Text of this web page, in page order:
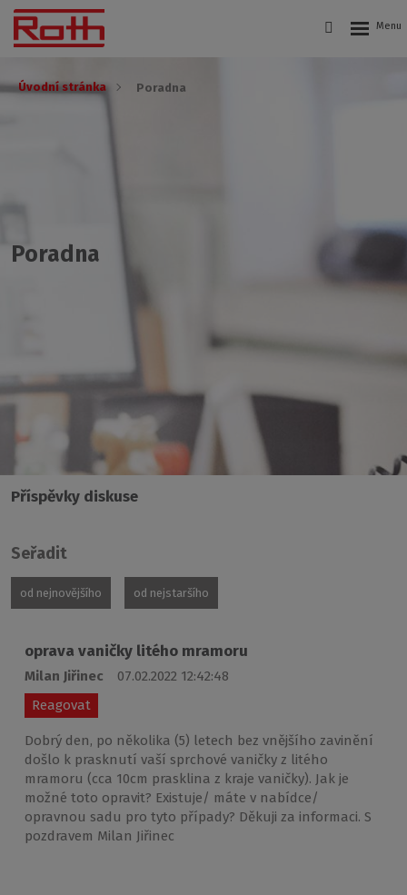
Úvodní stránka Poradna
Poradna
Příspěvky diskuse
Seřadit
od nejnovějšího od nejstaršího
oprava vaničky litého mramoru
Milan Jiřinec
07.02.2022 12:42:48
Reagovat
Dobrý den, po několika (5) letech bez vnějšího zavinění
došlo k prasknutí vaší sprchové vaničky z litého
mramoru (cca 10cm prasklina z kraje vaničky). Jak je
možné toto opravit? Existuje/ máte v nabídce/
opravnou sadu pro tyto případy? Děkuji za informaci. S
pozdravem Milan Jiřinec